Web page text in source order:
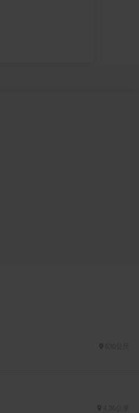
4.36公里